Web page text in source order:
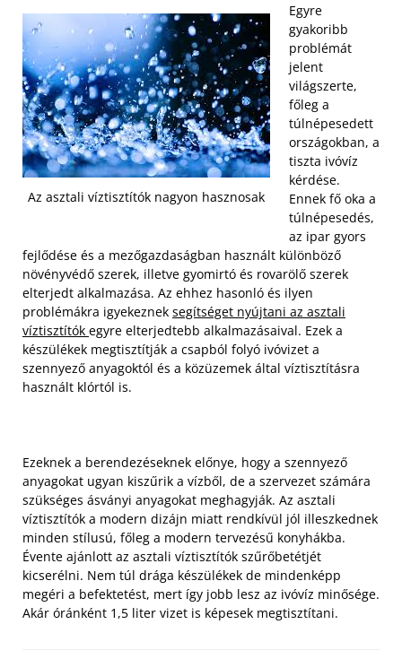
Az asztali víztisztítók nagyon hasznosak
Egyre
gyakoribb
problémát
jelent
világszerte,
főleg a
túlnépesedett
országokban, a
tiszta ivóvíz
kérdése.
Ennek fő oka a
túlnépesedés,
az ipar gyors
fejlődése és a mezőgazdaságban használt különböző
növényvédő szerek, illetve gyomirtó és rovarölő szerek
elterjedt alkalmazása. Az ehhez hasonló és ilyen
problémákra igyekeznek segítséget nyújtani az asztali
víztisztítók egyre elterjedtebb alkalmazásaival. Ezek a
készülékek megtisztítják a csapból folyó ivóvizet a
szennyező anyagoktól és a közüzemek által víztisztításra
használt klórtól is.
Ezeknek a berendezéseknek előnye, hogy a szennyező
anyagokat ugyan kiszűrik a vízből, de a szervezet számára
szükséges ásványi anyagokat meghagyják. Az asztali
víztisztítók a modern dizájn miatt rendkívül jól illeszkednek
minden stílusú, főleg a modern tervezésű konyhákba.
Évente ajánlott az asztali víztisztítók szűrőbetétjét
kicserélni. Nem túl drága készülékek de mindenképp
megéri a befektetést, mert így jobb lesz az ivóvíz minősége.
Akár óránként 1,5 liter vizet is képesek megtisztítani.